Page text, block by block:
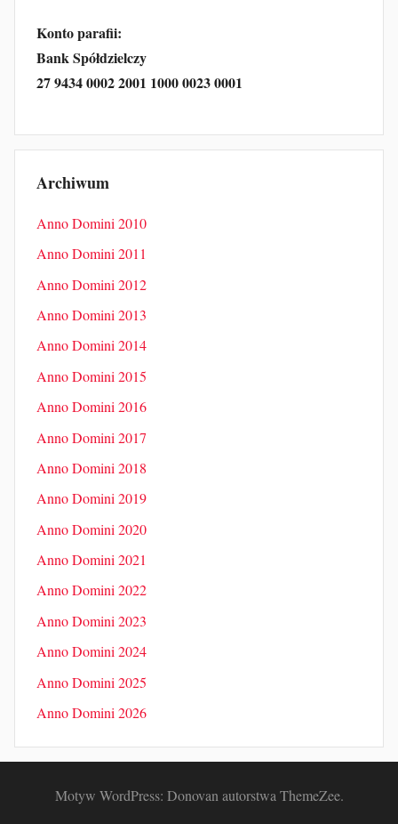
Konto parafii:
Bank Spółdzielczy
27 9434 0002 2001 1000 0023 0001
Archiwum
Anno Domini 2010
Anno Domini 2011
Anno Domini 2012
Anno Domini 2013
Anno Domini 2014
Anno Domini 2015
Anno Domini 2016
Anno Domini 2017
Anno Domini 2018
Anno Domini 2019
Anno Domini 2020
Anno Domini 2021
Anno Domini 2022
Anno Domini 2023
Anno Domini 2024
Anno Domini 2025
Anno Domini 2026
Motyw WordPress: Donovan autorstwa ThemeZee.